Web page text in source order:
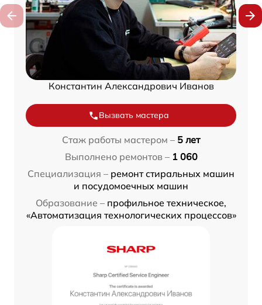
Константин Александрович Иванов
Вызвать мастера
Стаж работы мастером – 5 лет
Выполнено ремонтов – 1 060
Специализация – ремонт стиральных машин
и посудомоечных машин
Образование – профильное техническое,
«Автоматизация технологических процессов»